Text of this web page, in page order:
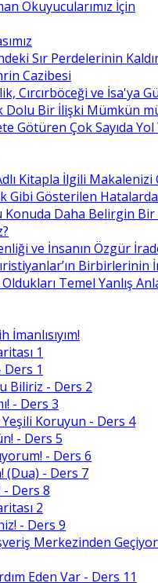
Okuyucularımız İçin
Sır Perdelerinin
Cazibesi
Cırcırböceği ve İsa'ya
Dolu Bir İlişki Mümkün
Götüren Çok Sayıda
Kitapla İlgili Makalenizi
Gibi Gösterilen
Konuda Daha Belirgin Bir
ve İnsanın Özgür
Birbirlerinin
Temel Yanlış
İmanlısıyım!
1
1
Biliriz - Ders 2
- Ders 3
Yeşili Koruyun - Ders 4
- Ders 5
- Ders 6
(Dua) - Ders 7
- Ders 8
2
- Ders 9
Merkezinden
Eden Var - Ders 11